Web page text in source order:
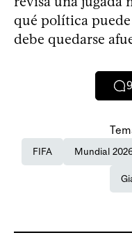
qué política
debe quedarse
9
FIFA Mundial